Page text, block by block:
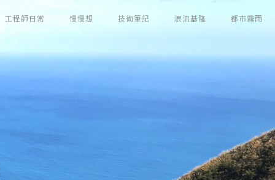
工程師日常 慢慢想 技術筆記 浪流基隆 都市霧雨